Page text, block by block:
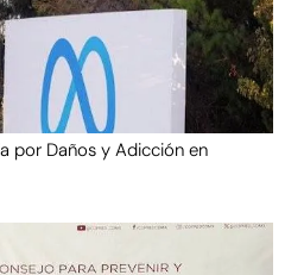
por Daños y Adicción en